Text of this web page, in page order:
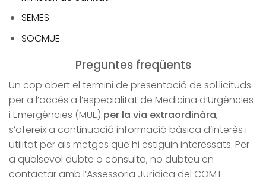
SEMES.
SOCMUE.
Preguntes freqüents
Un cop obert el termini de presentació de sol·licituds
per a l’accés a l’especialitat de Medicina d’Urgències
i Emergències (MUE) per la via extraordinàra,
s’ofereix a continuació informació bàsica d’interès i
utilitat per als metges que hi estiguin interessats. Per
a qualsevol dubte o consulta, no dubteu en
contactar amb l’Assessoria Jurídica del COMT.